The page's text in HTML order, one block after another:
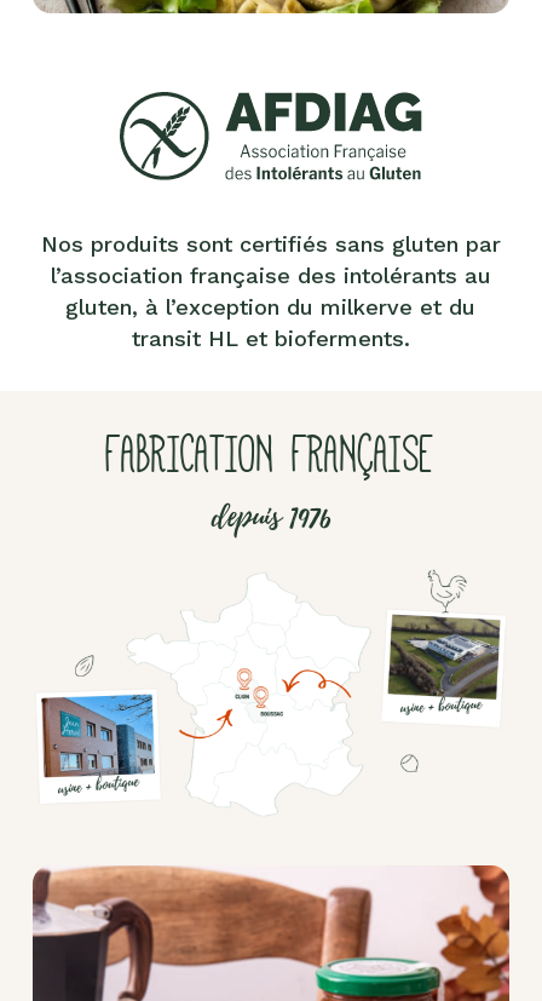
Nos produits sont certifiés sans gluten par
l’association française des intolérants au
gluten, à l’exception du milkerve et du
transit HL et bioferments.
FABRICATION FRANÇAISE
depuis 1976
culinaires
Boisson
poudre
Fruits
secs
Mélanges
apéritifs
Tartinables
apéritifs